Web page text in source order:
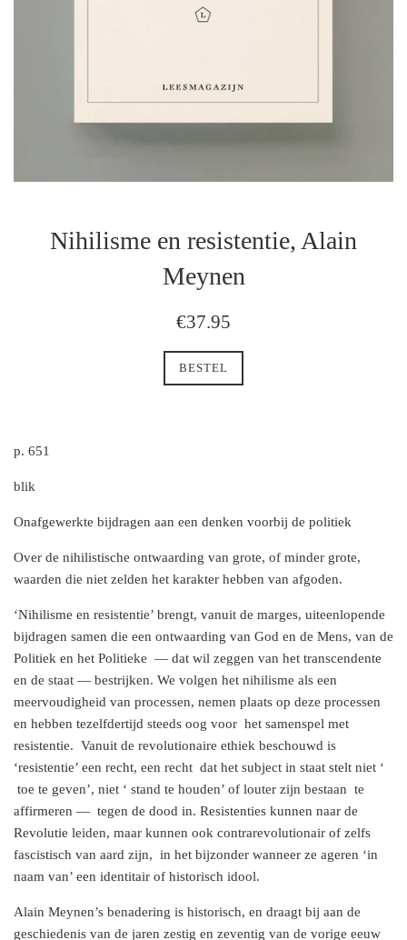
Nihilisme en resistentie, Alain
Meynen
regulaire
€37.95
BESTEL
p. 651
blik
Onafgewerkte bijdragen aan een denken voorbij de politiek
Over de nihilistische ontwaarding van grote, of minder grote,
waarden die niet zelden het karakter hebben van afgoden.
‘Nihilisme en resistentie’ brengt, vanuit de marges, uiteenlopende
bijdragen samen die een ontwaarding van God en de Mens, van de
Politiek en het Politieke — dat wil zeggen van het transcendente
en de staat — bestrijken. We volgen het nihilisme als een
meervoudigheid van processen, nemen plaats op deze processen
en hebben tezelfdertijd steeds oog voor het samenspel met
resistentie. Vanuit de revolutionaire ethiek beschouwd is
‘resistentie’ een recht, een recht dat het subject in staat stelt niet ‘
toe te geven’, niet ‘ stand te houden’ of louter zijn bestaan te
affirmeren — tegen de dood in. Resistenties kunnen naar de
Revolutie leiden, maar kunnen ook contrarevolutionair of zelfs
fascistisch van aard zijn, in het bijzonder wanneer ze ageren ‘in
naam van’ een identitair of historisch idool.
Alain Meynen’s benadering is historisch, en draagt bij aan de
geschiedenis van de jaren zestig en zeventig van de vorige eeuw